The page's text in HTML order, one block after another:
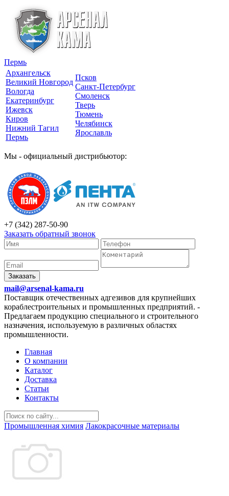
Пермь
Архангельск
Великий Новгород
Вологда
Екатеринбург
Ижевск
Киров
Нижний Тагил
Пермь
Псков
Санкт-Петербург
Смоленск
Тверь
Тюмень
Челябинск
Ярославль
Мы - официальный дистрибьютор:
+7 (342) 287-50-90
Заказать обратный звонок
Заказать
mail@arsenal-kama.ru
Поставщик отечественных адгезивов для крупнейших
кораблестроительных и промышленных предприятий. -
Предлагаем продукцию специального и строительного
назначения, используемую в различных областях
промышленности.
Главная
О компании
Каталог
Доставка
Статьи
Контакты
Промышленная химия Лакокрасочные материалы